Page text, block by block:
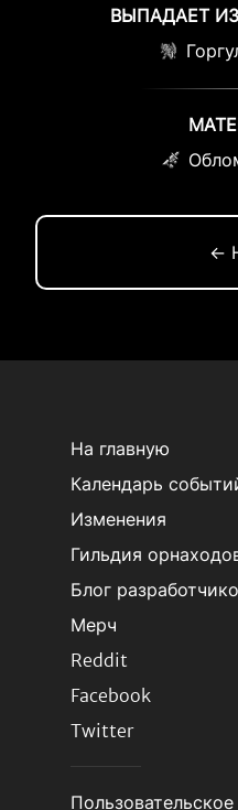
ВЫПАДАЕТ
←
На главную
Календарь
Изменения
Гильдия
Блог
Мерч
Reddit
Facebook
Twitter